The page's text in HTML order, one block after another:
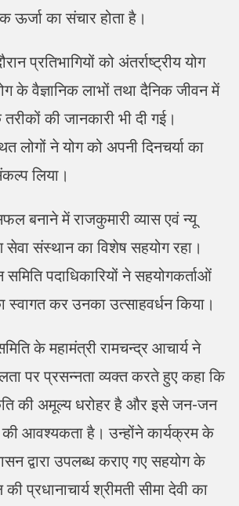
ऊर्जा का संचार होता है।
प्रतिभागियों को अंतर्राष्ट्रीय योग
के वैज्ञानिक लाभों तथा दैनिक जीवन में
की जानकारी भी दी गई।
लोगों ने योग को अपनी दिनचर्या का
लिया।
बनाने में राजकुमारी व्यास एवं न्यू
संस्थान का विशेष सहयोग रहा।
समिति पदाधिकारियों ने सहयोगकर्ताओं
स्वागत कर उनका उत्साहवर्धन किया।
के महामंत्री रामचन्द्र आचार्य ने
पर प्रसन्नता व्यक्त करते हुए कहा कि
की अमूल्य धरोहर है और इसे जन-जन
आवश्यकता है। उन्होंने कार्यक्रम के
द्वारा उपलब्ध कराए गए सहयोग के
प्रधानाचार्य श्रीमती सीमा देवी का